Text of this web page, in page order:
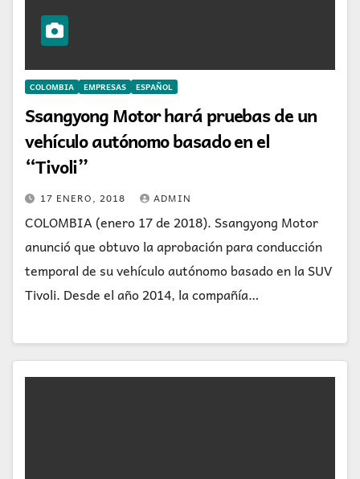
COLOMBIA EMPRESAS ESPAÑOL
Ssangyong Motor hará pruebas de un
vehículo autónomo basado en el
“Tivoli”
17 ENERO, 2018 ADMIN
COLOMBIA (enero 17 de 2018). Ssangyong Motor
anunció que obtuvo la aprobación para conducción
temporal de su vehículo autónomo basado en la SUV
Tivoli. Desde el año 2014, la compañía…